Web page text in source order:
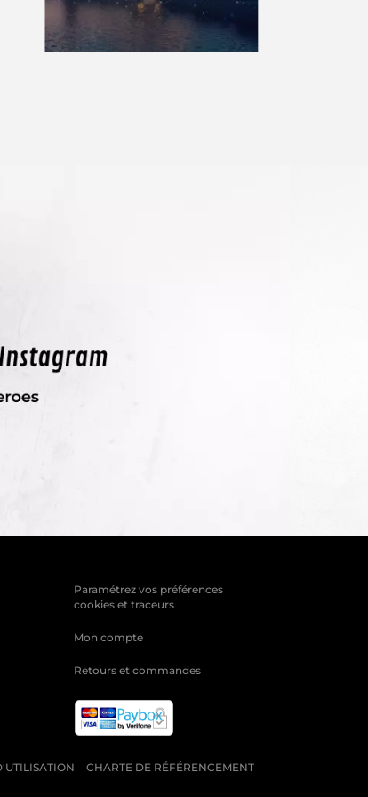
Paramétrez vos préférences
cookies et traceurs
Mon compte
Retours et commandes
CHARTE DE RÉFÉRENCEMENT